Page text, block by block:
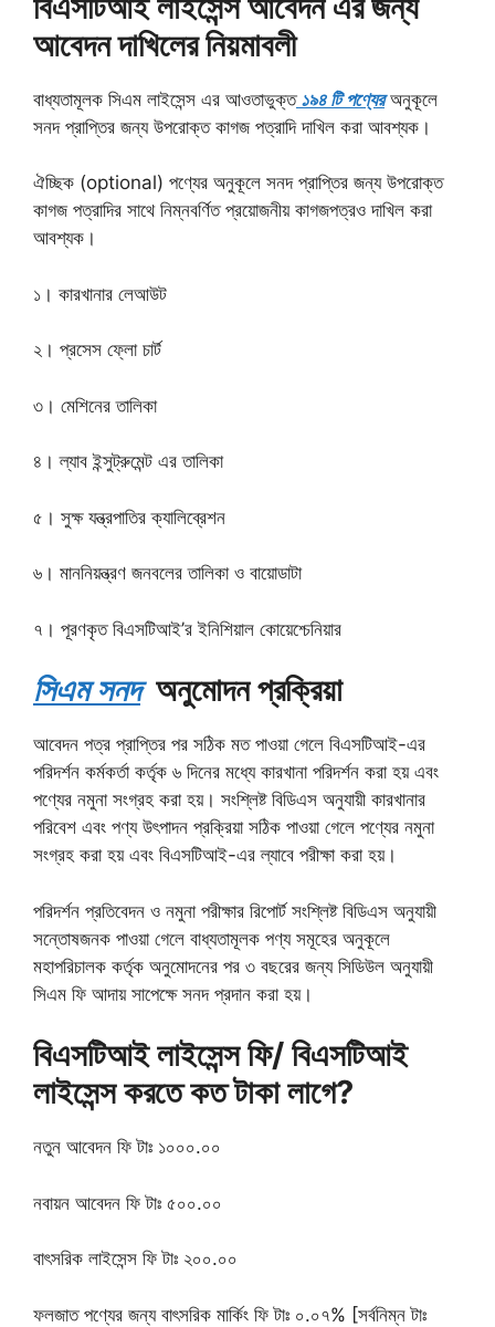
আবেদন দাখিলের নিয়মাবলী
বাধ্যতামূলক সিএম লাইসেন্স এর আওতাভুক্ত১৯৪ টি পণ্যেরঅনুকূলে
সনদ প্রাপ্তির জন্য উপরোক্ত কাগজ পত্রাদি দাখিল করা আবশ্যক।
ঐচ্ছিক (optional) পণ্যের অনুকূলে সনদ প্রাপ্তির জন্য উপরোক্ত
কাগজ পত্রাদির সাথে নিম্নবর্ণিত প্রয়োজনীয় কাগজপত্রও দাখিল করা
আবশ্যক।
১। কারখানার লেআউট
২। প্রসেস ফ্লো চার্ট
৩। মেশিনের তালিকা
৪। ল্যাব ইন্সুট্রুমেন্ট এর তালিকা
৫। সুক্ষ যন্ত্রপাতির ক্যালিব্রেশন
৬। মাননিয়ন্ত্রণ জনবলের তালিকা ও বায়োডাটা
৭। পূরণকৃত বিএসটিআই’র ইনিশিয়াল কোয়েশ্চেনিয়ার
সিএম সনদঅনুমোদন প্রক্রিয়া
আবেদন পত্র প্রাপ্তির পর সঠিক মত পাওয়া গেলে বিএসটিআই-এর
পরিদর্শন কর্মকর্তা কর্তৃক ৬ দিনের মধ্যে কারখানা পরিদর্শন করা হয় এবং
পণ্যের নমুনা সংগ্রহ করা হয়। সংশ্লিষ্ট বিডিএস অনুযায়ী কারখানার
পরিবেশ এবং পণ্য উৎপাদন প্রক্রিয়া সঠিক পাওয়া গেলে পণ্যের নমুনা
সংগ্রহ করা হয় এবং বিএসটিআই-এর ল্যাবে পরীক্ষা করা হয়।
পরিদর্শন প্রতিবেদন ও নমুনা পরীক্ষার রিপোর্ট সংশ্লিষ্ট বিডিএস অনুযায়ী
সন্তোষজনক পাওয়া গেলে বাধ্যতামূলক পণ্য সমূহের অনুকূলে
মহাপরিচালক কর্তৃক অনুমোদনের পর ৩ বছরের জন্য সিডিউল অনুযায়ী
সিএম ফি আদায় সাপেক্ষে সনদ প্রদান করা হয়।
বিএসটিআই লাইসেন্স ফি/ বিএসটিআই
লাইসেন্স করতে কত টাকা লাগে?
নতুন আবেদন ফি টাঃ ১০০০.০০
নবায়ন আবেদন ফি টাঃ ৫০০.০০
বাৎসরিক লাইসেন্স ফি টাঃ ২০০.০০
ফলজাত পণ্যের জন্য বাৎসরিক মার্কিং ফি টাঃ ০.০৭% [সর্বনিম্ন টাঃ